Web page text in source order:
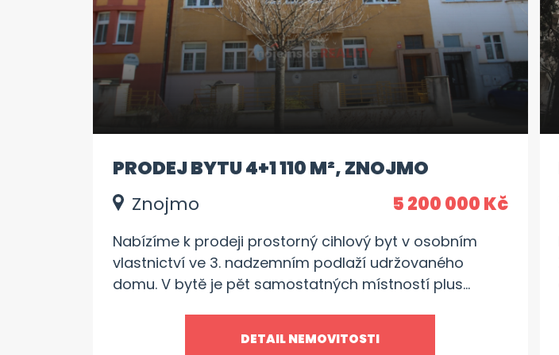
PRODEJ BYTU 4+1 110 M², ZNOJMO
Znojmo 5 200 000 Kč
Nabízíme k prodeji prostorný cihlový byt v osobním
vlastnictví ve 3. nadzemním podlaží udržovaného
domu. V bytě je pět samostatných místností plus
dispozice vyhoví velké rodině nebo ji lze upravit na větší
DETAIL NEMOVITOSTI